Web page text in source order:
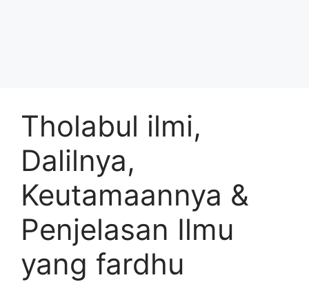
Tholabul ilmi,
Dalilnya,
Keutamaannya &
Penjelasan Ilmu
yang fardhu